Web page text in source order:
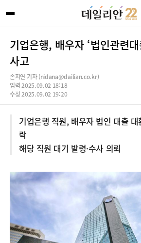
기업은행, 배우자 ‘법인관련
사고
손지연 기자 (nidana@dailian.co.kr)
입력 2025.09.02 18:18
수정 2025.09.02 19:20
기업은행 직원, 배우자 법인 대출
락
해당 직원 대기 발령·수사 의뢰